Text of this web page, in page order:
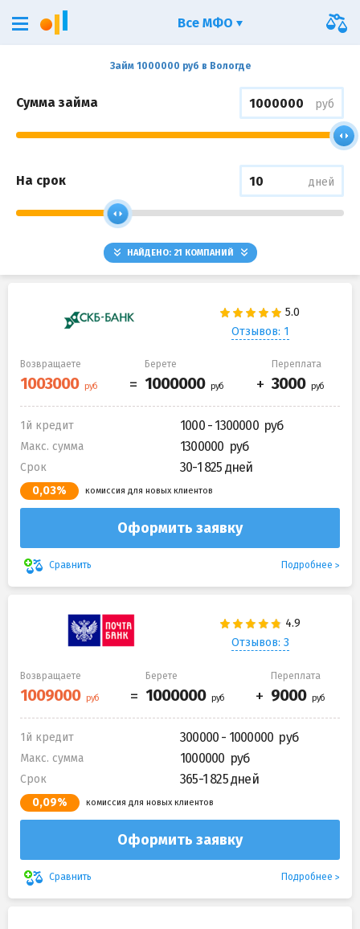
Займ 1000000 руб в Вологде
Сумма займа руб
На срок дней
НАЙДЕНО: 21 КОМПАНИЙ
Отзывов: 1
Возвращаете Берете Переплата
1й кредит 1000 - 1300000
Макс. сумма 1300000
Срок 30-1 825 дней
0,03% комиссия для новых клиентов
Оформить заявку
Сравнить Подробнее
Отзывов: 3
Возвращаете Берете Переплата
1й кредит 300000 - 1000000
Макс. сумма 1000000
Срок 365-1 825 дней
0,09% комиссия для новых клиентов
Оформить заявку
Сравнить Подробнее
Все МФО